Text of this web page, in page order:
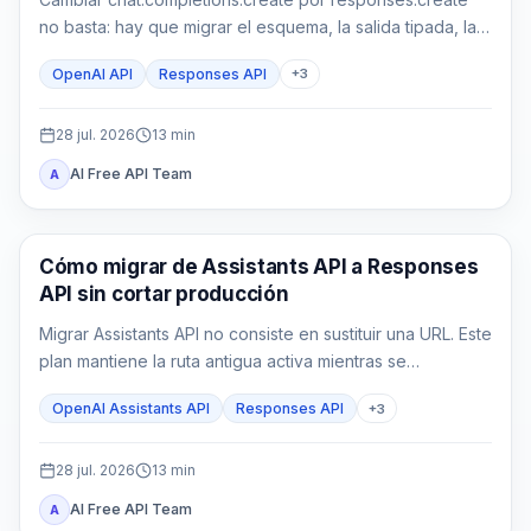
no basta: hay que migrar el esquema, la salida tipada, la
OpenAI API Responses API +3
28 jul. 2026 13 min
A AI Free API Team
Guía de API
Cómo migrar de Assistants API a Responses
API sin cortar producción
Migrar Assistants API no consiste en sustituir una URL. Este
plan mantiene la ruta antigua activa mientras se
reconstruyen configuración, estado, funciones, File
Search y controles de producción en Responses API.
OpenAI Assistants API Responses API +3
28 jul. 2026 13 min
A AI Free API Team